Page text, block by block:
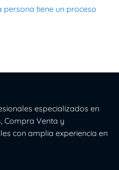
persona tiene un proceso
especializados en
Compra Venta y
con amplia experiencia en